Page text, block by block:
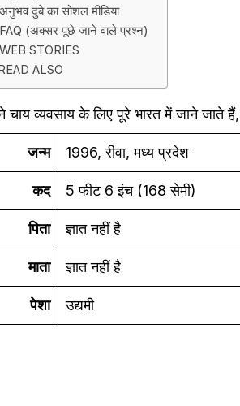
अनुभव दुबे का सोशल मीडिया
FAQ (अक्सर पूछे जाने वाले प्रश्न)
WEB STORIES
ALSO
चाय व्यवसाय के लिए पूरे भारत में जाने जाते
जन्म 1996, रीवा, मध्य प्रदेश
कद 5 फीट 6 इंच (168 सेमी)
पिता ज्ञात नहीं है
माता ज्ञात नहीं है
पेशा उद्यमी